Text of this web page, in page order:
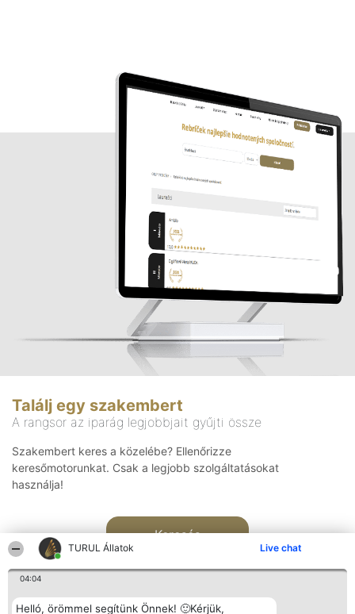
TURUL Állatok Live chat
04:04
Helló, örömmel segítünk Önnek! 🙂Kérjük,
Találj egy szakembert
A rangsor az iparág legjobbjait gyűjti össze
Szakembert keres a közelébe? Ellenőrizze
keresőmotorunkat. Csak a legjobb szolgáltatásokat
használja!
Keresés